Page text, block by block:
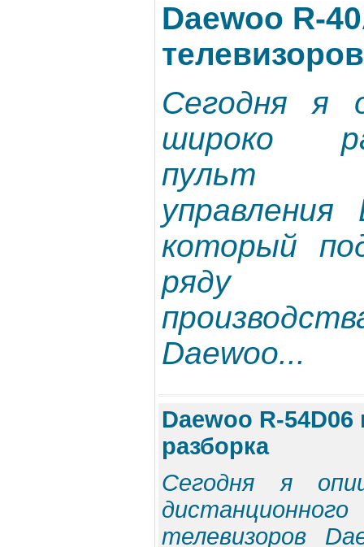
Daewoo R-
телевизоров
Сегодня я
широко
пульт
управления
который
ряду
Daewoo...
Daewoo R-
разборка
Сегодня я
телевизоров